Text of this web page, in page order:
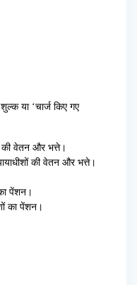
या ‘चार्ज किए गए
की वेतन और भत्ते।
की वेतन और भत्ते।
पेंशन।
का पेंशन।